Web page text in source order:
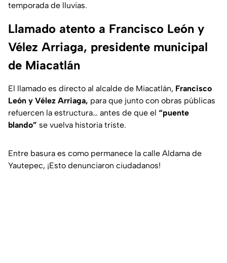
temporada de lluvias.
Llamado atento a Francisco León y
Vélez Arriaga, presidente municipal
de Miacatlán
El llamado es directo al alcalde de Miacatlán, Francisco
León y Vélez Arriaga, para que junto con obras públicas
refuercen la estructura… antes de que el “puente
blando” se vuelva historia triste.
Entre basura es como permanece la calle Aldama de
Yautepec, ¡Esto denunciaron ciudadanos!